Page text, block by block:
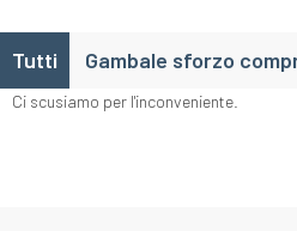
Tutti Gambale sforzo
Ci scusiamo per l'inconveniente.